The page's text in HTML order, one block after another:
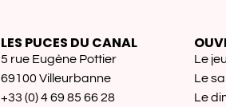
LES PUCES DU CANAL
5 rue Eugène Pottier
69100 Villeurbanne
+33 (0) 4 69 85 66 28
Le
Le
Le